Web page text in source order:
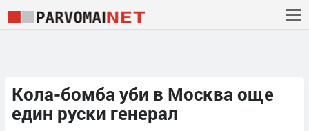
Кола-бомба уби в Москва още
един руски генерал